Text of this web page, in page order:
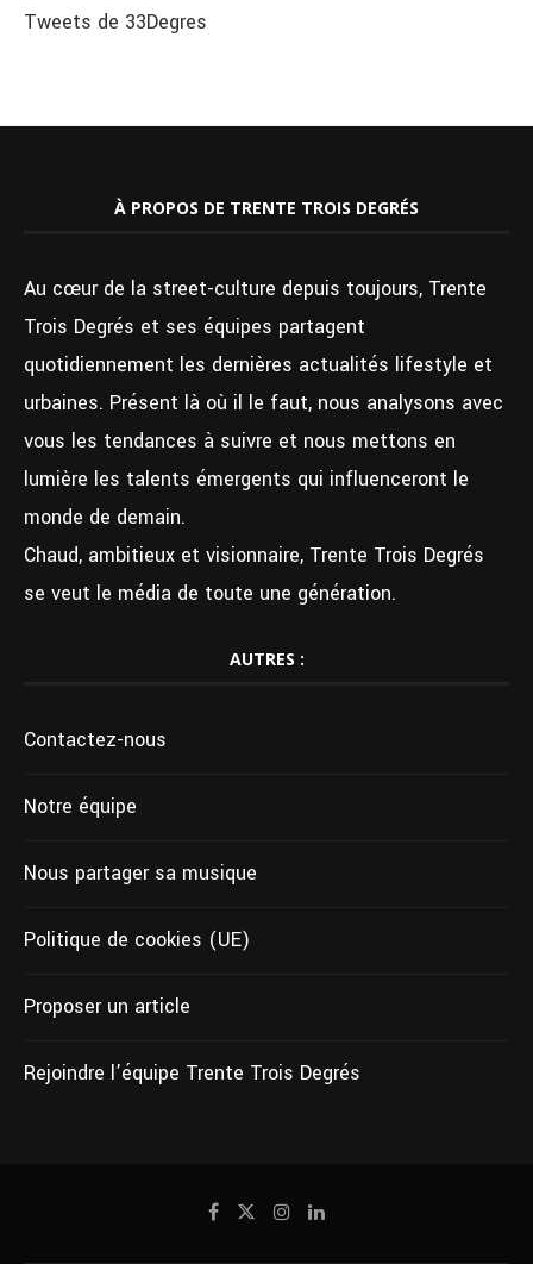
Tweets de 33Degres
À PROPOS DE TRENTE TROIS DEGRÉS
Au cœur de la street-culture depuis toujours, Trente
Trois Degrés et ses équipes partagent
quotidiennement les dernières actualités lifestyle et
urbaines. Présent là où il le faut, nous analysons avec
vous les tendances à suivre et nous mettons en
lumière les talents émergents qui influenceront le
monde de demain.
Chaud, ambitieux et visionnaire, Trente Trois Degrés
se veut le média de toute une génération.
AUTRES :
Contactez-nous
Notre équipe
Nous partager sa musique
Politique de cookies (UE)
Proposer un article
Rejoindre l’équipe Trente Trois Degrés